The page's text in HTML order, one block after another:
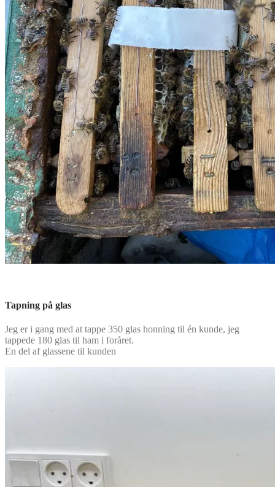
Tapning på glas
Jeg er i gang med at tappe 350 glas honning til én kunde, jeg
tappede 180 glas til ham i foråret.
En del af glassene til kunden